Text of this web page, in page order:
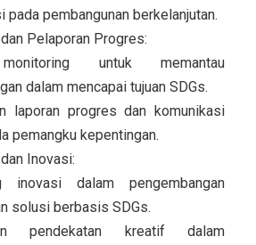
pada pembangunan berkelanjutan.
Pelaporan Progres:
untuk memantau
dalam mencapai tujuan SDGs.
laporan progres dan komunikasi
pemangku kepentingan.
Inovasi:
inovasi dalam pengembangan
solusi berbasis SDGs.
pendekatan kreatif dalam